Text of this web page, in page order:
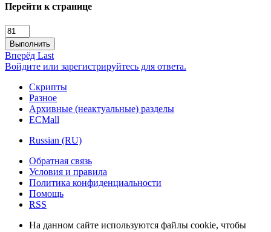
Перейти к странице
Выполнить
Вперёд Last
Войдите или зарегистрируйтесь для ответа.
Скрипты
Разное
Архивные (неактуальные) разделы
ECMall
Russian (RU)
Обратная связь
Условия и правила
Политика конфиденциальности
Помощь
RSS
На данном сайте используются файлы cookie, чтобы